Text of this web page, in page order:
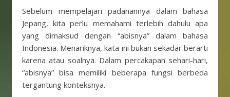
Sebelum mempelajari padanannya dalam bahasa
Jepang, kita perlu memahami terlebih dahulu apa
yang dimaksud dengan “abisnya” dalam bahasa
Indonesia. Menariknya, kata ini bukan sekadar berarti
karena atau soalnya. Dalam percakapan sehari-hari,
“abisnya” bisa memiliki beberapa fungsi berbeda
tergantung konteksnya.